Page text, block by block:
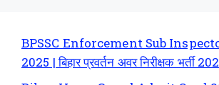
BPSSC Enforcement Sub
2025 | बिहार प्रवर्तन अवर निरीक्षक भर्ती